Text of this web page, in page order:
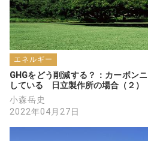
エネルギー
GHGをどう削減する？：カーボン
している　日立製作所の場合（２）
小森岳史
2022年04月27日